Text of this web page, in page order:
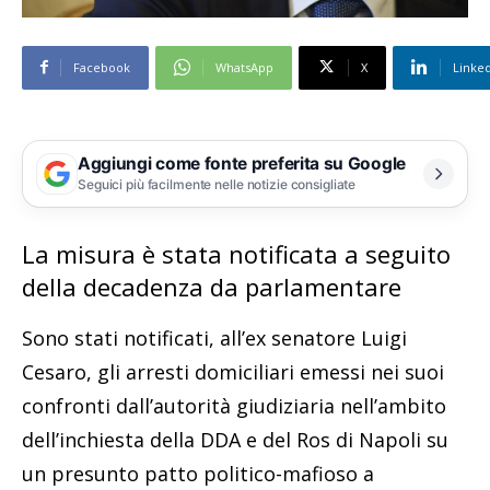
Facebook WhatsApp X
Aggiungi come fonte preferita su Google
Seguici più facilmente nelle notizie consigliate
La misura è stata notificata a seguito
della decadenza da parlamentare
Sono stati notificati, all’ex senatore Luigi
Cesaro, gli arresti domiciliari emessi nei suoi
confronti dall’autorità giudiziaria nell’ambito
dell’inchiesta della DDA e del Ros di Napoli su
un presunto patto politico-mafioso a